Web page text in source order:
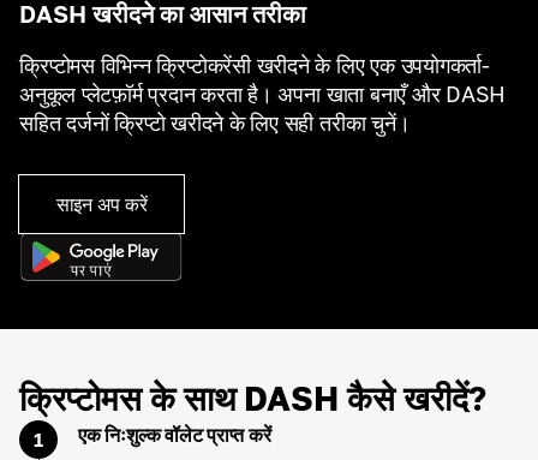
DASH खरीदने का आसान तरीका
क्रिप्टोमस विभिन्न क्रिप्टोकरेंसी खरीदने के लिए एक उपयोगकर्ता-
अनुकूल प्लेटफ़ॉर्म प्रदान करता है। अपना खाता बनाएँ और DASH
सहित दर्जनों क्रिप्टो खरीदने के लिए सही तरीका चुनें।
साइन अप करें
क्रिप्टोमस के साथ DASH कैसे खरीदें?
1
एक निःशुल्क वॉलेट प्राप्त करें